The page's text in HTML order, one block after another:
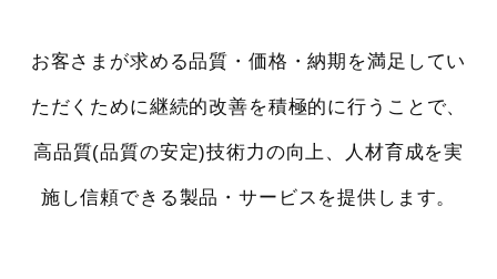
お客さまが求める品質・価格・納期を満足してい
ただくために継続的改善を積極的に行うことで、
高品質(品質の安定)技術力の向上、人材育成を実
施し信頼できる製品・サービスを提供します。